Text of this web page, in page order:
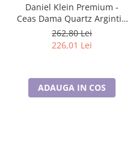
Daniel Klein Premium -
Ceas Dama Quartz Argintiu
DK.1.14163-2
262,80 Lei
226,01 Lei
ADAUGA IN COS